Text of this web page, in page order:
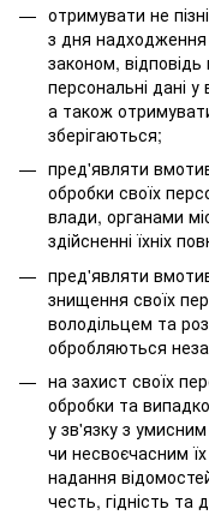
отримувати не
з дня надходження
законом,
персональні дані у
а також
зберігаються;
пред'являти
обробки своїх
влади, органами
здійсненні їхніх
пред'являти
знищення своїх
володільцем та
обробляються
на захист своїх
обробки та
у зв'язку з
чи несвоєчасним
надання
честь, гідність та